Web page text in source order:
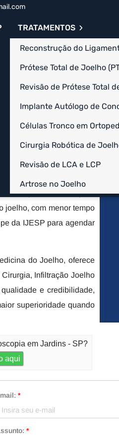
TRATAMENTOS
Reconstrução do
Prótese Total de Joelho
Revisão de Prótese Total
Implante Autólogo de
Células Tronco em
Cirurgia Robótica de
Revisão de LCA e LCP
Artrose no Joelho
lesões significativas no
com profissionais para
joelho, com menor tempo
da IJESP para agendar
do Joelho, oferece
Infiltração Joelho
e credibilidade,
superioridade quando
em Jardins - SP?
aqui
*
*